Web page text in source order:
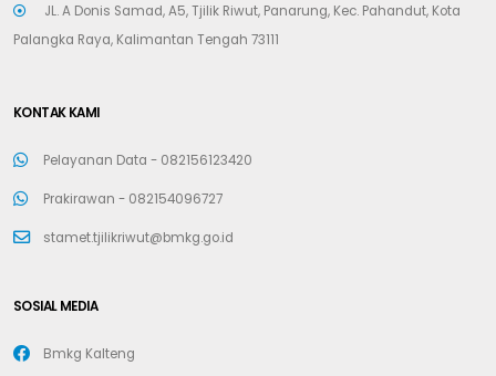
JL. A Donis Samad, A5, Tjilik Riwut, Panarung, Kec. Pahandut, Kota
Palangka Raya, Kalimantan Tengah 73111
KONTAK KAMI
Pelayanan Data - 082156123420
Prakirawan - 082154096727
stamet.tjilikriwut@bmkg.go.id
SOSIAL MEDIA
Bmkg Kalteng